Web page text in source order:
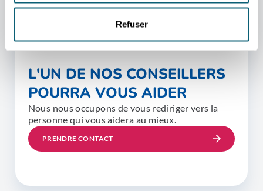
Refuser
L'UN DE NOS CONSEILLERS
POURRA VOUS AIDER
Nous nous occupons de vous rediriger vers la
personne qui vous aidera au mieux.
PRENDRE CONTACT